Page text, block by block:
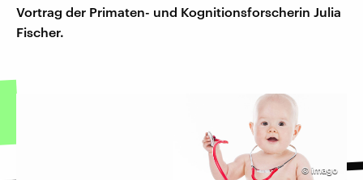
Vortrag der Primaten- und Kognitionsforscherin Julia
Fischer.
©imago